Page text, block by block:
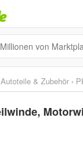
Autoteile & Zubehör ›